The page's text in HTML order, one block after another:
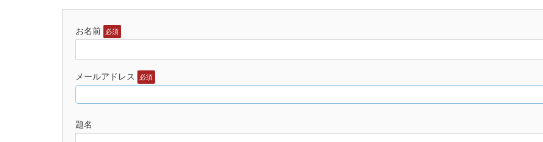
・各種お問い合わせや、アンケートなどでご入力・ご連絡を頂いた各種情報
・クッキー(cookie)等の技術を使用して取得されたアクセス情報、当店のサービスを利用される毎に自動的に収集される情報
・その他、上記項目以外に業務遂行のために必要な情報
２．個人情報の利用について
お名前 必須
メールアドレス 必須
題名